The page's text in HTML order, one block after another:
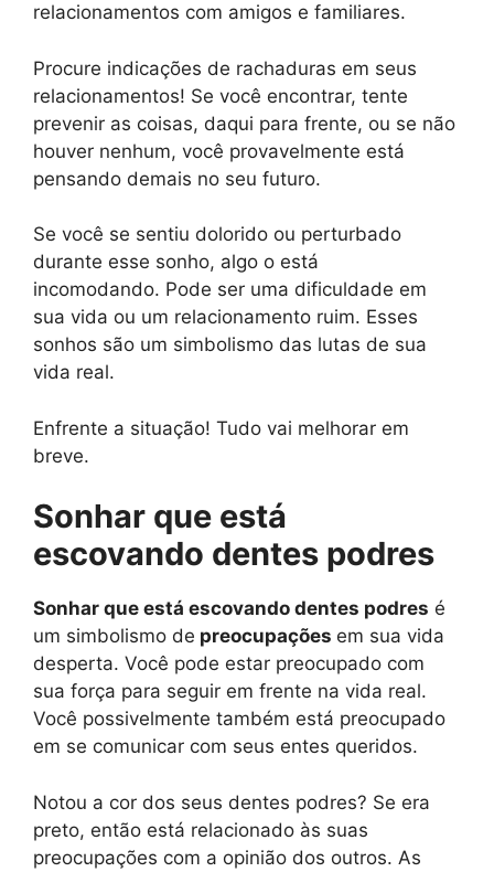
relacionamentos com amigos e familiares.
Procure indicações de rachaduras em seus
relacionamentos! Se você encontrar, tente
prevenir as coisas, daqui para frente, ou se não
houver nenhum, você provavelmente está
pensando demais no seu futuro.
Se você se sentiu dolorido ou perturbado
durante esse sonho, algo o está
incomodando. Pode ser uma dificuldade em
sua vida ou um relacionamento ruim. Esses
sonhos são um simbolismo das lutas de sua
vida real.
Enfrente a situação! Tudo vai melhorar em
breve.
Sonhar que está
escovando dentes podres
Sonhar que está escovando dentes podres é
um simbolismo de preocupações em sua vida
desperta. Você pode estar preocupado com
sua força para seguir em frente na vida real.
Você possivelmente também está preocupado
em se comunicar com seus entes queridos.
Notou a cor dos seus dentes podres? Se era
preto, então está relacionado às suas
preocupações com a opinião dos outros. As